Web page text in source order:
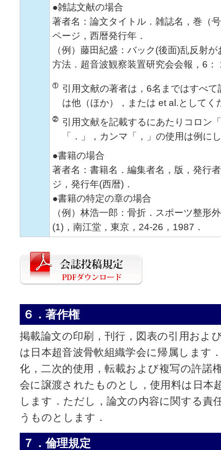
●雑誌文献の場合
著者名：論文タイトル．雑誌名，巻（
ページ，西暦発行年．
（例）藤田紀盛：バック(後面)乱反射
方法．超音波観察装置研究会会報，6：
①
引用文献の著者は，6名まではすべ
は他（ほか），または et al.としてく
②
引用文献を記載するにあたりコロン
「．」，カンマ「，」の使用は例に
●書籍の場合
著者名：書籍名．編集者名，版，発行
ジ，発行年(西暦)．
●書籍の特定の章の場合
（例）林浩一郎：骨折．スポーツ整形
(1)，南江堂，東京，24-26，1987．
６．著作権
掲載論文の印刷，刊行，図表の引用およ
は日本超音波骨軟組織学会に帰属します
化，二次的使用，転載および複写の許諾
会に譲渡されたものとし，使用料は日本
します．ただし，論文の内容に関する責
うものとします．
７．倫理規定